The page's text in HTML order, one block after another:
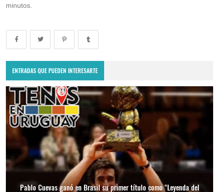
minutos.
ENTRADAS QUE PUEDEN INTERESARTE
Pablo Cuevas ganó en Brasil su primer título como "Leyenda del